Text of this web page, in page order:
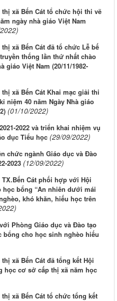
xã Bến Cát tổ chức hội thi vẽ
ngày nhà giáo Việt Nam
xã Bến Cát đã tổ chức Lễ bế
thống lần thứ nhất chào
giáo Việt Nam (20/11/1982-
xã Bến Cát Khai mạc giải thi
niệm 40 năm Ngày Nhà giáo
(01/10/2022)
2022 và triển khai nhiệm vụ
dục Tiểu học (29/09/2022)
chức ngành Giáo dục và Đào
2023 (12/09/2022)
Cát phối hợp với Hội
bổng “An nhiên dưới mái
khó khăn, hiếu học trên
Phòng Giáo dục và Đào tạo
bổng cho học sinh nghèo hiếu
xã Bến Cát đã tổng kết Hội
học cơ sở cấp thị xã năm học
xã Bến Cát tổ chức tổng kết